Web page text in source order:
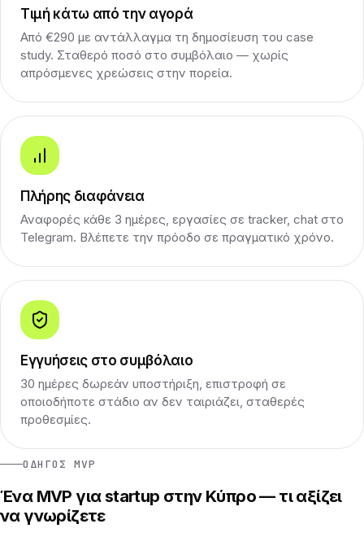
Τιμή κάτω από την αγορά
Από €290 με αντάλλαγμα τη δημοσίευση του case
study. Σταθερό ποσό στο συμβόλαιο — χωρίς
απρόσμενες χρεώσεις στην πορεία.
Πλήρης διαφάνεια
Αναφορές κάθε 3 ημέρες, εργασίες σε tracker, chat στο
Telegram. Βλέπετε την πρόοδο σε πραγματικό χρόνο.
Εγγυήσεις στο συμβόλαιο
30 ημέρες δωρεάν υποστήριξη, επιστροφή σε
οποιοδήποτε στάδιο αν δεν ταιριάζει, σταθερές
προθεσμίες.
ΟΔΗΓΌΣ MVP
Ένα MVP για startup στην Κύπρο — τι αξίζει
να γνωρίζετε